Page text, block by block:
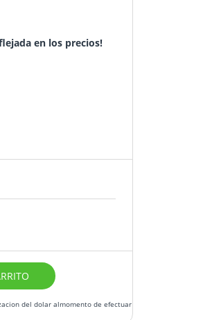
en los precios!
del dolar almomento de efectuar